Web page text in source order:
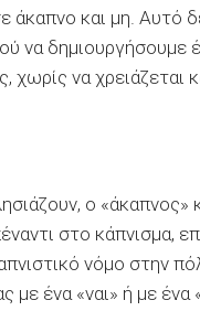
άκαπνο και μη. Αυτό
να
να χρειάζεται
ο «άκαπνος»
στο κάπνισμα,
νόμο στην
με ένα «ναι» ή με